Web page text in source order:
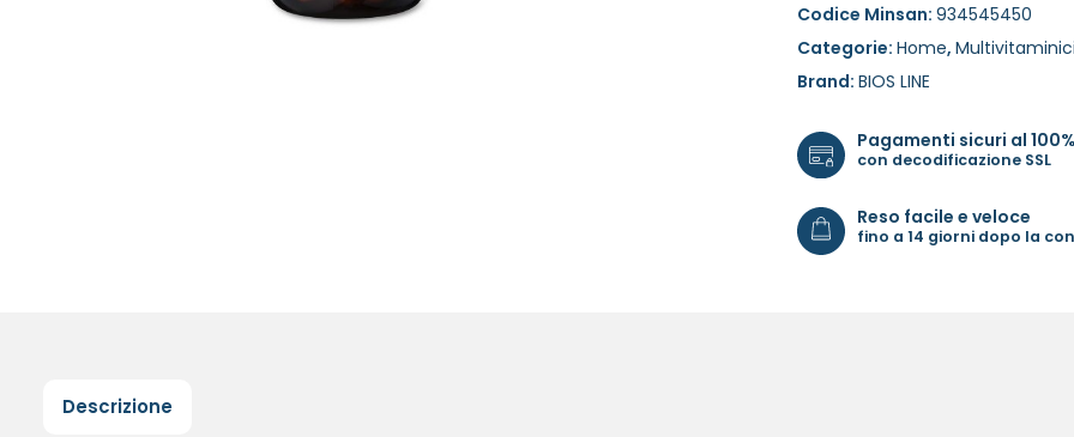
Codice Minsan: 934545450
Categorie: Home, Multivitaminici
Brand: BIOS LINE
Pagamenti sicuri al 100%
con decodificazione SSL
Reso facile e veloce
fino a 14 giorni dopo la
Descrizione